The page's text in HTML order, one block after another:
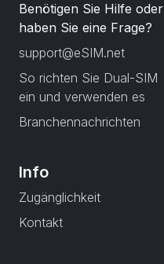
Benötigen Sie Hilfe oder
haben Sie eine Frage?
support@eSIM.net
So richten Sie Dual-SIM
ein und verwenden es
Branchennachrichten
Info
Zugänglichkeit
Kontakt